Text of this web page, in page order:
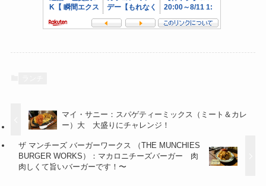
マイ・サニー：スパゲティーミックス（ミート＆カレ
ー）大 大盛りにチャレンジ！
ザ マンチーズ バーガーワークス （THE MUNCHIES
BURGER WORKS）：マカロニチーズバーガー 肉
肉しくて旨いバーガーです！〜